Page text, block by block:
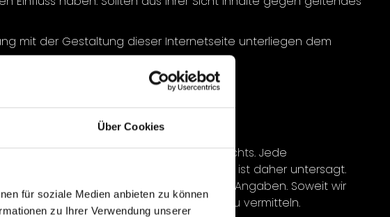
Über Cookies
für soziale Medien anbieten zu können
zu Ihrer Verwendung unserer
mit der Gestaltung dieser Internetseite unterliegen dem
in der Regel dem Schutz des Urheberrechts. Jede
urheberrechtsgeschützten Inhalte ist daher untersagt.
im Voraus unter den oben stehenden Angaben. Soweit wir
uns, einen Kontakt zum Berechtigten zu vermitteln.